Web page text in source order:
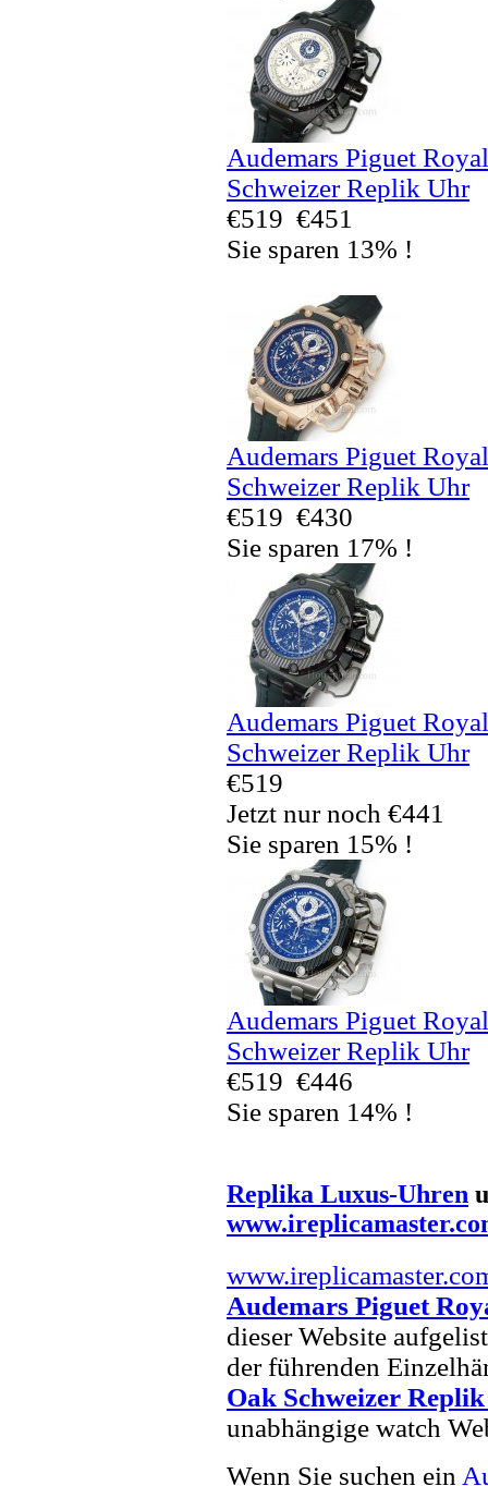
Audemars Piguet
Schweizer Replik Uhr
€519 €451
Sie sparen 13% !
Audemars Piguet
Schweizer Replik Uhr
€519 €430
Sie sparen 17% !
Audemars Piguet
Schweizer Replik Uhr
€519
Jetzt nur noch €441
Sie sparen 15% !
Audemars Piguet
Schweizer Replik Uhr
€519 €446
Sie sparen 14% !
Replika Luxus-Uhren
Audemars Piguet
dieser Website
der führenden
Oak Schweizer
unabhängige watch
Wenn Sie suchen ein